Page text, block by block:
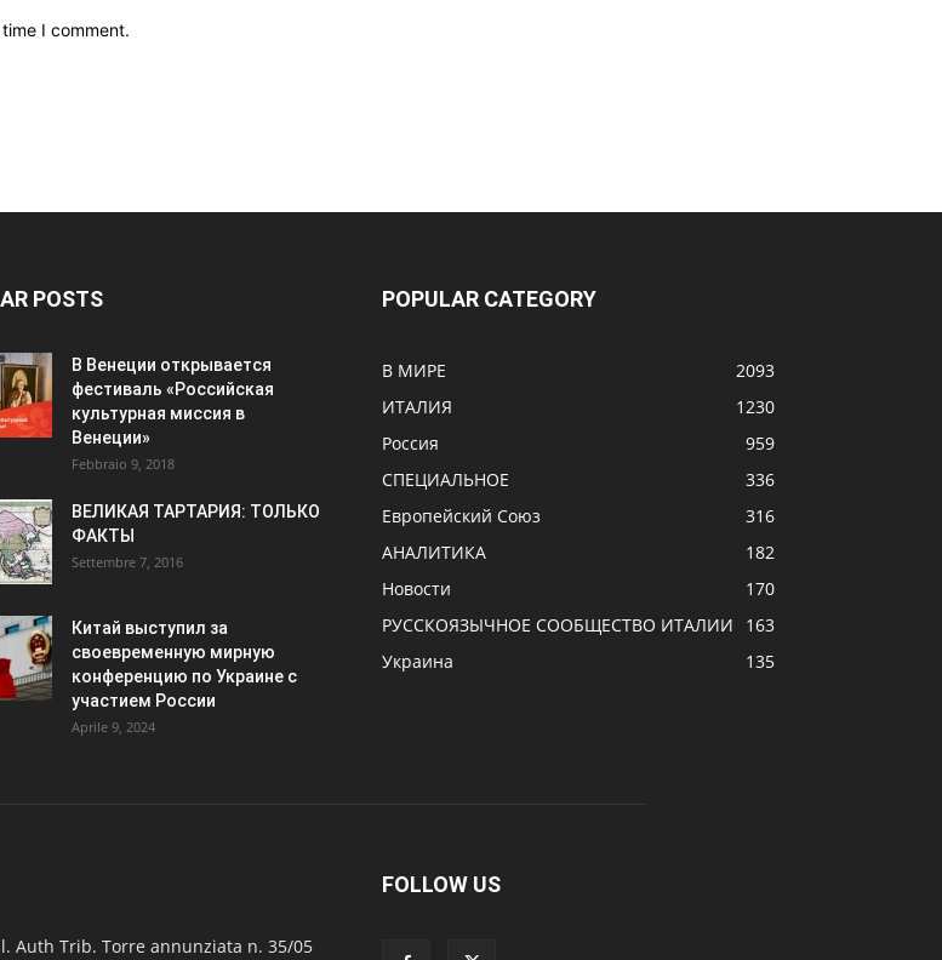
I comment.
POSTS
В Венеции открывается
фестиваль «Российская
культурная миссия в
Венеции»
Febbraio 9, 2018
ВЕЛИКАЯ ТАРТАРИЯ: ТОЛЬКО
ФАКТЫ
Settembre 7, 2016
Китай выступил за
своевременную мирную
конференцию по Украине с
участием России
Aprile 9, 2024
POPULAR CATEGORY
В МИРЕ
2093
ИТАЛИЯ
1230
Россия
959
СПЕЦИАЛЬНОЕ
336
Европейский Союз
316
АНАЛИТИКА
182
Новости
170
РУССКОЯЗЫЧНОЕ CООБЩЕСТВО ИТАЛИИ
163
Украина
135
Auth Trib. Torre annunziata n. 35/05
FOLLOW US